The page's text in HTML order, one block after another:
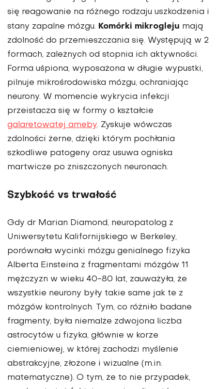
się reagowanie na różnego rodzaju uszkodzenia i
stany zapalne mózgu. Komórki mikrogleju mają
zdolność do przemieszczania się. Występują w 2
formach, zależnych od stopnia ich aktywności.
Forma uśpiona, wyposażona w długie wypustki,
pilnuje mikrośrodowiska mózgu, ochraniając
neurony. W momencie wykrycia infekcji
przeistacza się w formy o kształcie
galaretowatej ameby. Zyskuje wówczas
zdolności żerne, dzięki którym pochłania
szkodliwe patogeny oraz usuwa ogniska
martwicze po zniszczonych neuronach.
Szybkość vs trwałość
Gdy dr Marian Diamond, neuropatolog z
Uniwersytetu Kalifornijskiego w Berkeley,
porównała wycinki mózgu genialnego fizyka
Alberta Einsteina z fragmentami mózgów 11
mężczyzn w wieku 40-80 lat, zauważyła, że
wszystkie neurony były takie same jak te z
mózgów kontrolnych. Tym, co różniło badane
fragmenty, była niemalże zdwojona liczba
astrocytów u fizyka, głównie w korze
ciemieniowej, w której zachodzi myślenie
abstrakcyjne, złożone i wizualne (m.in.
matematyczne). O tym, że to nie przypadek,